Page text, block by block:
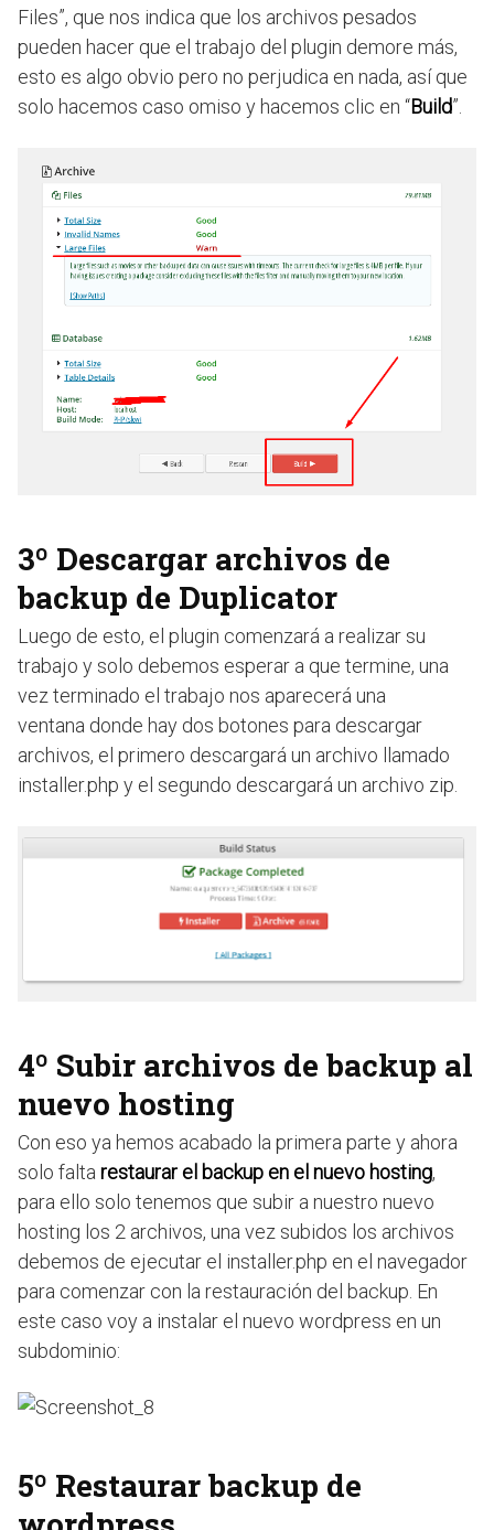
Files”, que nos indica que los archivos pesados
pueden hacer que el trabajo del plugin demore más,
esto es algo obvio pero no perjudica en nada, así que
solo hacemos caso omiso y hacemos clic en “Build”.
3º Descargar archivos de
backup de Duplicator
Luego de esto, el plugin comenzará a realizar su
trabajo y solo debemos esperar a que termine, una
vez terminado el trabajo nos aparecerá una
ventana donde hay dos botones para descargar
archivos, el primero descargará un archivo llamado
installer.php y el segundo descargará un archivo zip.
4º Subir archivos de backup al
nuevo hosting
Con eso ya hemos acabado la primera parte y ahora
solo faltarestaurar el backup en el nuevo hosting,
para ello solo tenemos que subir a nuestro nuevo
hosting los 2 archivos, una vez subidos los archivos
debemos de ejecutar el installer.php en el navegador
para comenzar con la restauración del backup. En
este caso voy a instalar el nuevo wordpress en un
subdominio:
5º Restaurar backup de